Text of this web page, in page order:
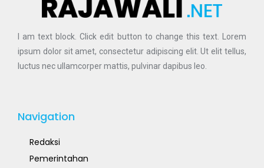
I am text block. Click edit button to change this text. Lorem
ipsum dolor sit amet, consectetur adipiscing elit. Ut elit tellus,
luctus nec ullamcorper mattis, pulvinar dapibus leo.
Navigation
Redaksi
Pemerintahan